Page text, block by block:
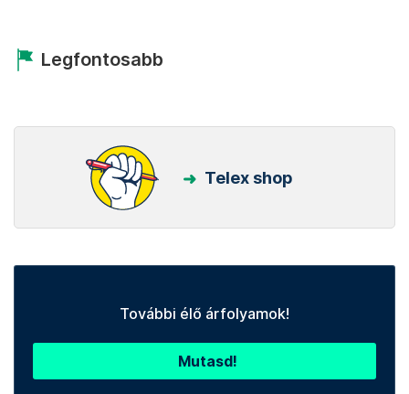
Legfontosabb
Telex shop
További élő árfolyamok!
Mutasd!